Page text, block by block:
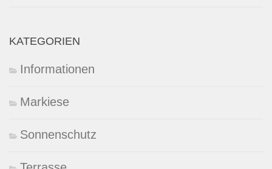
KATEGORIEN
Informationen
Markiese
Sonnenschutz